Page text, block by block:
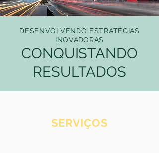
DESENVOLVENDO ESTRATÉGIAS
INOVADORAS
CONQUISTANDO
RESULTADOS
SERVIÇOS